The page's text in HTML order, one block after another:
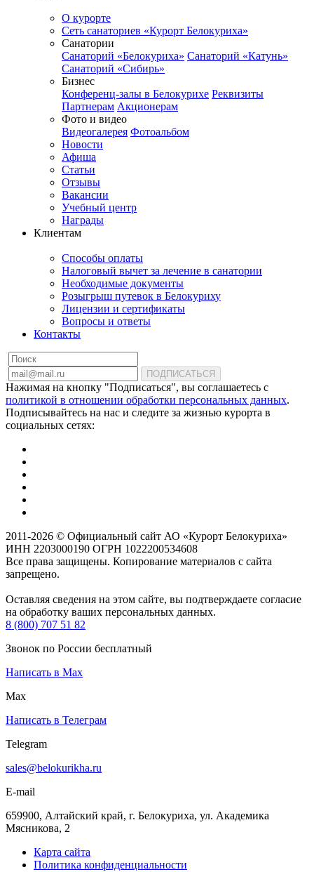
О курорте
Сеть санаториев «Курорт Белокуриха»
Санатории
Санаторий «Белокуриха» Санаторий «Катунь»
Санаторий «Сибирь»
Бизнес
Конференц-залы в Белокурихе Реквизиты
Партнерам Акционерам
Фото и видео
Видеогалерея Фотоальбом
Новости
Афиша
Статьи
Отзывы
Вакансии
Учебный центр
Награды
Клиентам
Способы оплаты
Налоговый вычет за лечение в санатории
Необходимые документы
Розыгрыш путевок в Белокуриху
Лицензии и сертификаты
Вопросы и ответы
Контакты
ПОДПИСАТЬСЯ
Нажимая на кнопку "Подписаться", вы соглашаетесь с
политикой в отношении обработки персональных данных.
Подписывайтесь на нас и следите за жизнью курорта в
социальных сетях:
2011-2026 © Официальный сайт АО «Курорт Белокуриха»
ИНН 2203000190 ОГРН 1022200534608
Все права защищены. Копирование материалов с сайта
запрещено.
Оставляя сведения на этом сайте, вы подтверждаете согласие
на обработку ваших персональных данных.
8 (800) 707 51 82
Звонок по России бесплатный
Написать в Max
Max
Написать в Телеграм
Telegram
sales@belokurikha.ru
E-mail
659900, Алтайский край, г. Белокуриха, ул. Академика
Мясникова, 2
Карта сайта
Политика конфиденциальности